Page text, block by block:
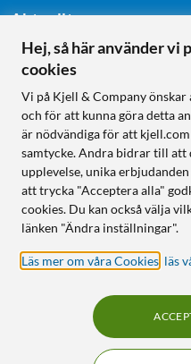
Aktuellt
Följ oss
Handla från:
Sverige
Norge
Hej, så här använder vi
cookies
Vi på Kjell & Company önskar
och för att kunna göra detta
är nödvändiga för att
samtycke. Andra bidrar till att
upplevelse, unika
att trycka "Acceptera alla"
cookies. Du kan också välja
länken "Ändra inställningar".
Läs mer om våra Cookies läs